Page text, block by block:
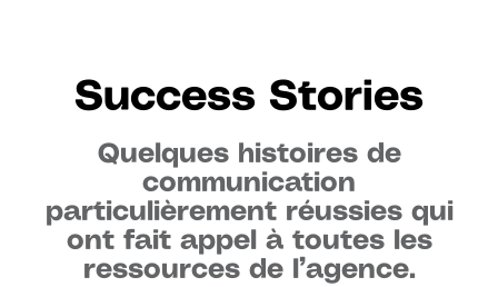
Success Stories
Quelques histoires de
communication
particulièrement réussies qui
ont fait appel à toutes les
ressources de l’agence.